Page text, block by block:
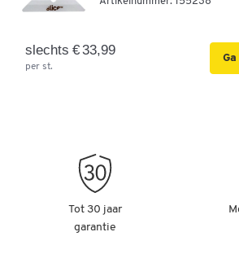
slechts € 33,99
per st.
Tot 30 jaar
garantie